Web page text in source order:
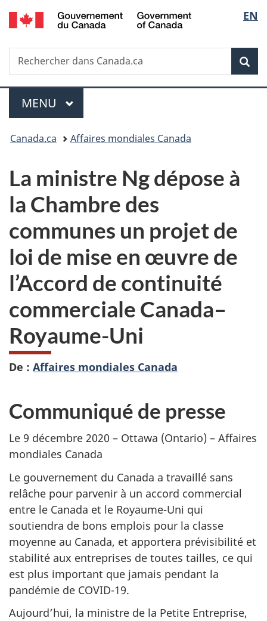
Passer
au
principal
Passer
à
Au
du
Passer
à
version
simplifiée
de
la
EN
Recherche
Rechercher
dans
Menu
MENU PRINCIPAL
Vous
ici :
Canada.ca Affaires mondiales Canada
La ministre Ng dépose à
la Chambre des
communes un projet de
loi de mise en œuvre de
l’Accord de continuité
commerciale Canada–
Royaume-Uni
De : Affaires mondiales Canada
Communiqué de presse
Le 9 décembre 2020 – Ottawa (Ontario) – Affaires
mondiales Canada
Le gouvernement du Canada a travaillé sans
relâche pour parvenir à un accord commercial
entre le Canada et le Royaume-Uni qui
soutiendra de bons emplois pour la classe
moyenne au Canada, et apportera prévisibilité et
stabilité aux entreprises de toutes tailles, ce qui
est plus important que jamais pendant la
pandémie de COVID-19.
Aujourd’hui, la ministre de la Petite Entreprise,